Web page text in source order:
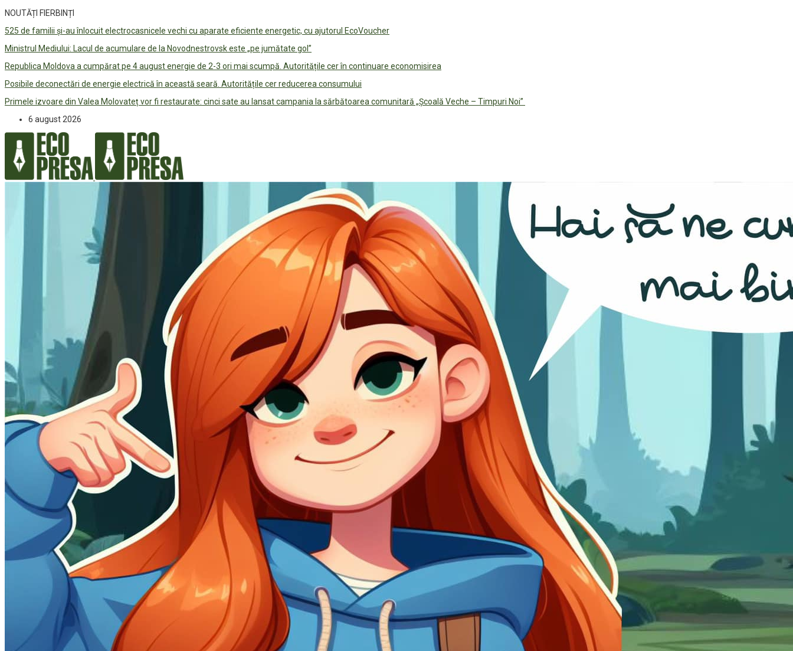
NOUTĂȚI FIERBINȚI
525 de familii și-au înlocuit electrocasnicele vechi cu aparate eficiente energetic, cu ajutorul EcoVoucher
Ministrul Mediului: Lacul de acumulare de la Novodnestrovsk este „pe jumătate gol”
Republica Moldova a cumpărat pe 4 august energie de 2-3 ori mai scumpă. Autoritățile cer în continuare economisirea
Posibile deconectări de energie electrică în această seară. Autoritățile cer reducerea consumului
Primele izvoare din Valea Molovateț vor fi restaurate: cinci sate au lansat campania la sărbătoarea comunitară „Școală Veche – Timpuri Noi”
6 august 2026